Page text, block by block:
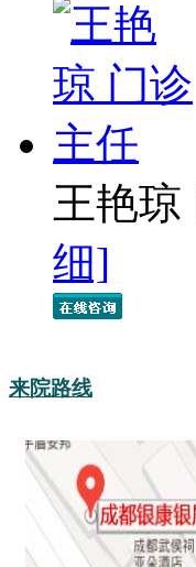
王艳琼
细]
来院路线